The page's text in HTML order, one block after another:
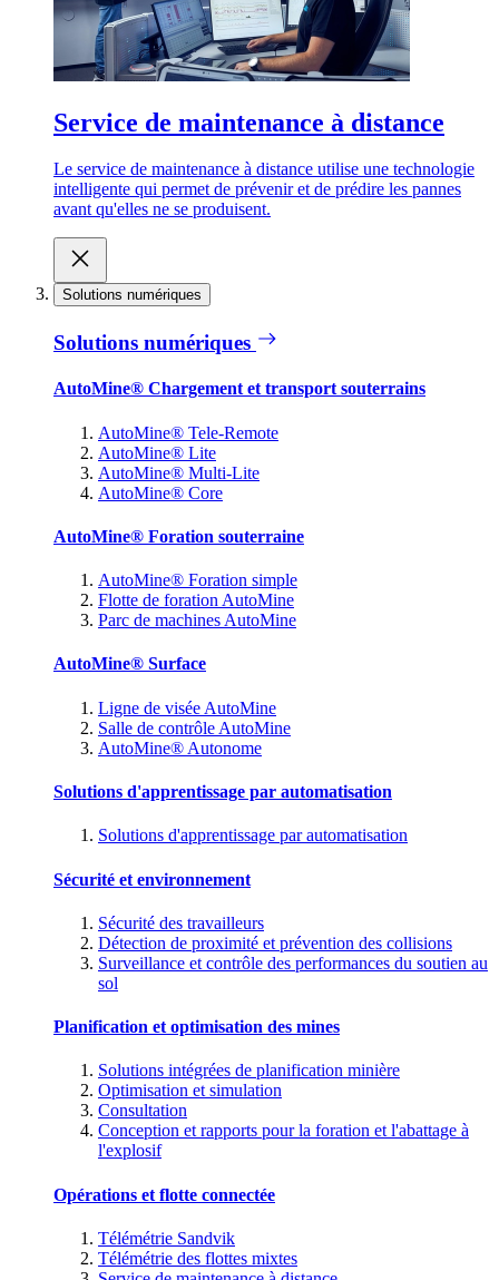
Service de maintenance à distance
Le service de maintenance à distance utilise une technologie
intelligente qui permet de prévenir et de prédire les pannes
avant qu'elles ne se produisent.
Solutions numériques
Solutions numériques
AutoMine® Chargement et transport souterrains
AutoMine® Tele-Remote
AutoMine® Lite
AutoMine® Multi-Lite
AutoMine® Core
AutoMine® Foration souterraine
AutoMine® Foration simple
Flotte de foration AutoMine
Parc de machines AutoMine
AutoMine® Surface
Ligne de visée AutoMine
Salle de contrôle AutoMine
AutoMine® Autonome
Solutions d'apprentissage par automatisation
Solutions d'apprentissage par automatisation
Sécurité et environnement
Sécurité des travailleurs
Détection de proximité et prévention des collisions
Surveillance et contrôle des performances du soutien au
sol
Planification et optimisation des mines
Solutions intégrées de planification minière
Optimisation et simulation
Consultation
Conception et rapports pour la foration et l'abattage à
l'explosif
Opérations et flotte connectée
Télémétrie Sandvik
Télémétrie des flottes mixtes